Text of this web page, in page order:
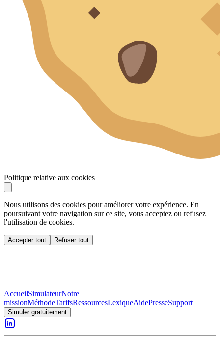
Politique relative aux cookies
Nous utilisons des cookies pour améliorer votre expérience. En
poursuivant votre navigation sur ce site, vous acceptez ou refusez
l'utilisation de cookies.
Accepter tout Refuser tout
AccueilSimulateurNotre
missionMéthodeTarifsRessourcesLexiqueAidePresseSupport
Simuler gratuitement